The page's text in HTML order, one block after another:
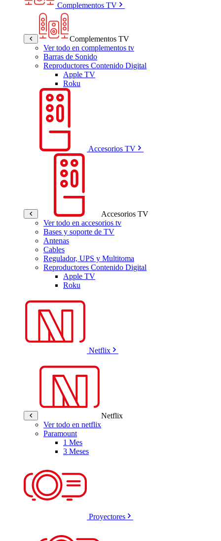
Complementos TV
Complementos TV
Ver todo en complementos tv
Barras de Sonido
Reproductores Contenido Digital
Apple TV
Roku
Accesorios TV
Accesorios TV
Ver todo en accesorios tv
Bases y soporte de TV
Antenas
Cables
Regulador, UPS y Multitoma
Reproductores Contenido Digital
Apple TV
Roku
Netflix
Netflix
Ver todo en netflix
Paramount
1 Mes
3 Meses
Proyectores